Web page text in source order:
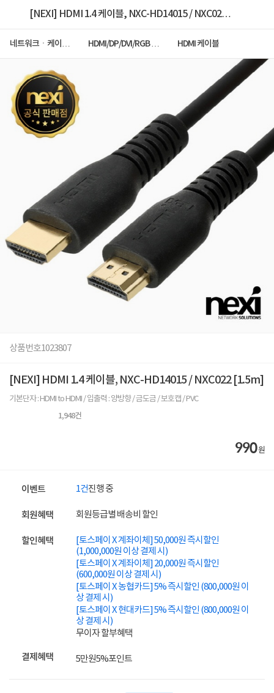
[NEXI] HDMI 1.4 케이블, NXC-HD14015 / NXC022
네트워크ㆍ케이블
HDMI/DP/DVI/RGB 케
HDMI 케이블
상품번호1023807
[NEXI] HDMI 1.4 케이블, NXC-HD14015 / NXC022 [1.5m]
기본단자 : HDMI to HDMI / 입출력 : 양방향 / 금도금 / 보호캡 / PVC
1,948건
990원
이벤트 1건진행 중
회원혜택 회원등급별 배송비 할인
할인혜택
[토스페이 X 계좌이체] 50,000원 즉시할인
(1,000,000원 이상 결제 시)
[토스페이 X 계좌이체] 20,000원 즉시할인
(600,000원 이상 결제 시)
[토스페이 X 농협카드] 5% 즉시할인 (800,000원 이
상 결제 시)
[토스페이 X 현대카드] 5% 즉시할인 (800,000원 이
상 결제 시)
무이자 할부혜택
결제혜택 5만원5%포인트